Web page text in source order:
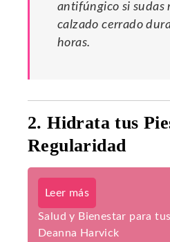
antifúngico si sudas
calzado cerrado
horas.
2. Hidrata tus
Regularidad
Leer más
Salud y Bienestar para
Deanna Harvick